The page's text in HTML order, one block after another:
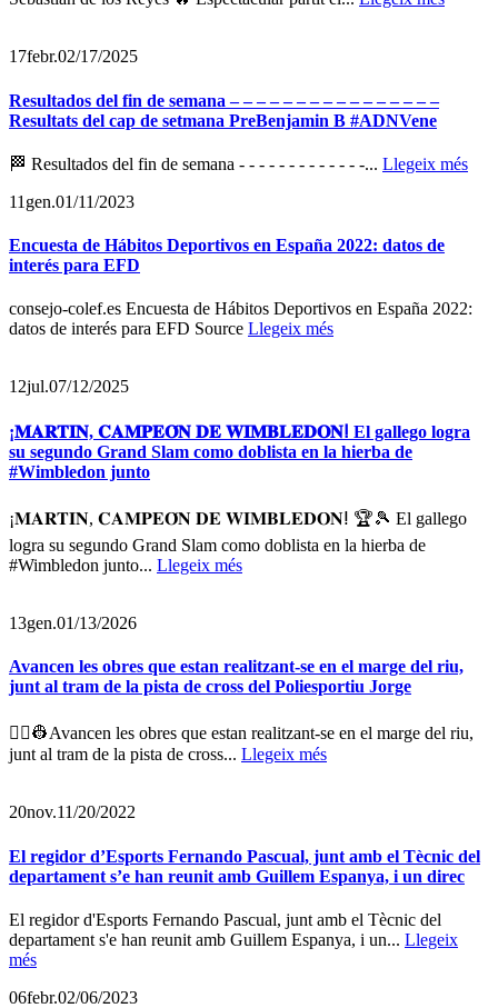
17febr.02/17/2025
Resultados del fin de semana – – – – – – – – – – – – – – – –
Resultats del cap de setmana PreBenjamin B #ADNVene
🏁 Resultados del fin de semana - - - - - - - - - - - - -... Llegeix més
11 gen.01/11/2023
Encuesta de Hábitos Deportivos en España 2022: datos de
interés para EFD
consejo-colef.es Encuesta de Hábitos Deportivos en España 2022:
datos de interés para EFD Source Llegeix més
12jul.07/12/2025
¡𝐌𝐀𝐑𝐓𝐈𝐍, 𝐂𝐀𝐌𝐏𝐄𝐎́𝐍 𝐃𝐄 𝐖𝐈𝐌𝐁𝐋𝐄𝐃𝐎𝐍ⵑ El gallego logra
su segundo Grand Slam como doblista en la hierba de
#Wimbledon junto
¡𝐌𝐀𝐑𝐓𝐈𝐍, 𝐂𝐀𝐌𝐏𝐄𝐎́𝐍 𝐃𝐄 𝐖𝐈𝐌𝐁𝐋𝐄𝐃𝐎𝐍ⵑ 🏆🎾 El gallego
logra su segundo Grand Slam como doblista en la hierba de
#Wimbledon junto... Llegeix més
13gen.01/13/2026
Avancen les obres que estan realitzant-se en el marge del riu,
junt al tram de la pista de cross del Poliesportiu Jorge
👷‍♂️👷Avancen les obres que estan realitzant-se en el marge del riu,
junt al tram de la pista de cross... Llegeix més
20nov.11/20/2022
El regidor d’Esports Fernando Pascual, junt amb el Tècnic del
departament s’e han reunit amb Guillem Espanya, i un direc
El regidor d'Esports Fernando Pascual, junt amb el Tècnic del
departament s'e han reunit amb Guillem Espanya, i un... Llegeix
més
06febr.02/06/2023